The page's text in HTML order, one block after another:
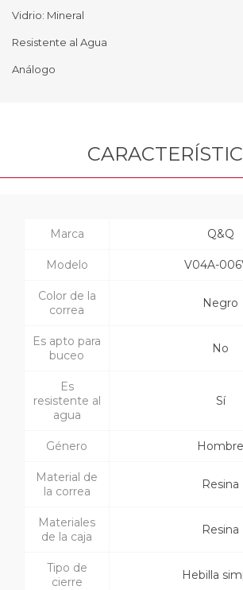
Vidrio: Mineral
Resistente al Agua
Análogo
Marca Q&Q
Modelo V04A-
Color de la
correa
Negro
Es apto para
buceo
No
Es
resistente al
agua
Sí
Género Hombre
Material de
la correa
Resina
Materiales
de la caja
Resina
Tipo de
cierre
Hebilla